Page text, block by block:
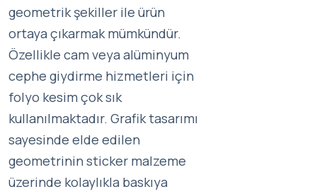
geometrik şekiller ile ürün
ortaya çıkarmak mümkündür.
Özellikle cam veya alüminyum
cephe giydirme hizmetleri için
folyo kesim çok sık
kullanılmaktadır. Grafik tasarımı
sayesinde elde edilen
geometrinin sticker malzeme
üzerinde kolaylıkla baskıya